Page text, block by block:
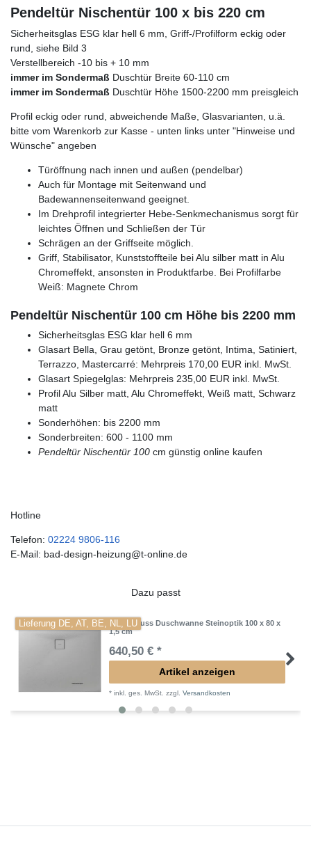
Pendeltür Nischentür 100 x bis 220 cm
Sicherheitsglas ESG klar hell 6 mm, Griff-/Profilform eckig oder
rund, siehe Bild 3
Verstellbereich -10 bis + 10 mm
immer im Sondermaß Duschtür Breite 60-110 cm
immer im Sondermaß Duschtür Höhe 1500-2200 mm preisgleich
Profil eckig oder rund, abweichende Maße, Glasvarianten, u.ä.
bitte vom Warenkorb zur Kasse - unten links unter "Hinweise und
Wünsche" angeben
Türöffnung nach innen und außen (pendelbar)
Auch für Montage mit Seitenwand und
Badewannenseitenwand geeignet.
Im Drehprofil integrierter Hebe-Senkmechanismus sorgt für
leichtes Öffnen und Schließen der Tür
Schrägen an der Griffseite möglich.
Griff, Stabilisator, Kunststoffteile bei Alu silber matt in Alu
Chromeffekt, ansonsten in Produktfarbe. Bei Profilfarbe
Weiß: Magnete Chrom
Pendeltür Nischentür 100 cm Höhe bis 2200 mm
Sicherheitsglas ESG klar hell 6 mm
Glasart Bella, Grau getönt, Bronze getönt, Intima, Satiniert,
Terrazzo, Mastercarré: Mehrpreis 170,00 EUR inkl. MwSt.
Glasart Spiegelglas: Mehrpreis 235,00 EUR inkl. MwSt.
Profil Alu Silber matt, Alu Chromeffekt, Weiß matt, Schwarz
matt
Sonderhöhen: bis 2200 mm
Sonderbreiten: 600 - 1100 mm
Pendeltür Nischentür 100 cm günstig online kaufen
Hotline
Telefon: 02224 9806-116
E-Mail: bad-design-heizung@t-online.de
Dazu passt
Lieferung DE, AT, BE, NL, LUMineralguss Duschwanne Steinoptik 100 x 80 x
1,5 cm
640,50 € *
Artikel anzeigen
*inkl. ges. MwSt. zzgl.Versandkosten